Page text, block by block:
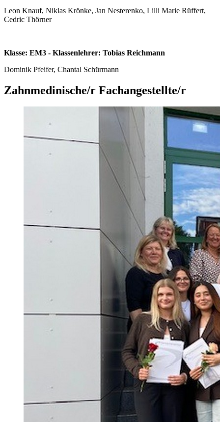
Leon Knauf, Niklas Krönke, Jan Nesterenko, Lilli Marie Rüffert,
Cedric Thörner
Klasse: EM3 - Klassenlehrer: Tobias Reichmann
Dominik Pfeifer, Chantal Schürmann
Zahnmedinische/r Fachangestellte/r